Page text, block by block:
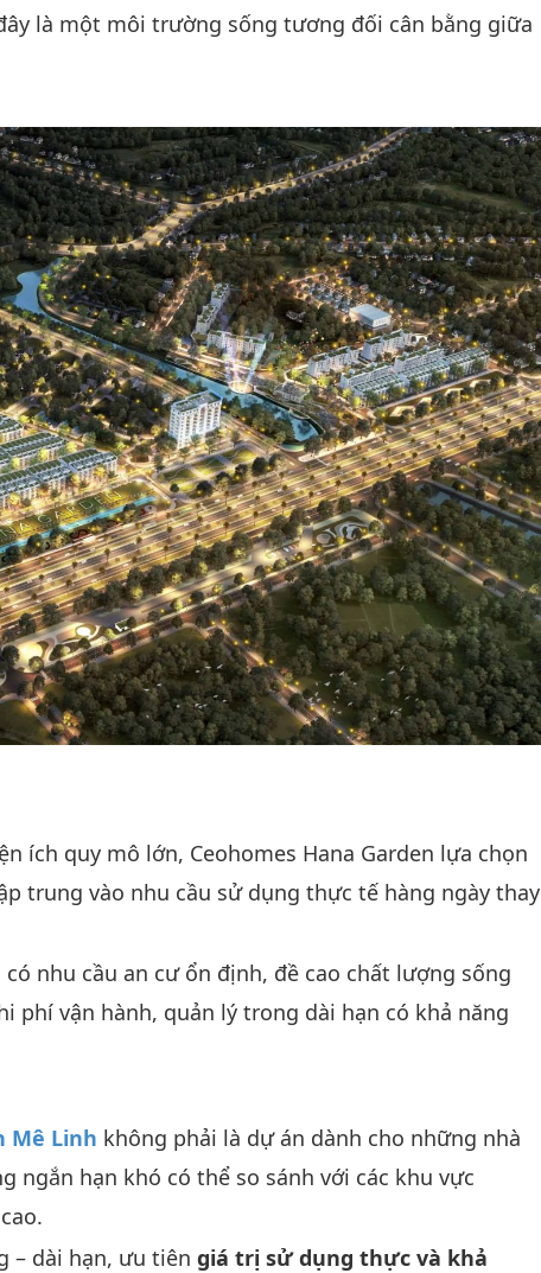
là một môi trường sống tương đối cân bằng giữa
ích quy mô lớn, Ceohomes Hana Garden lựa chọn
trung vào nhu cầu sử dụng thực tế hàng ngày thay
nhu cầu an cư ổn định, đề cao chất lượng sống
phí vận hành, quản lý trong dài hạn có khả năng
Mê Linh không phải là dự án dành cho những nhà
hạn khó có thể so sánh với các khu vực
– dài hạn, ưu tiên giá trị sử dụng thực và khả